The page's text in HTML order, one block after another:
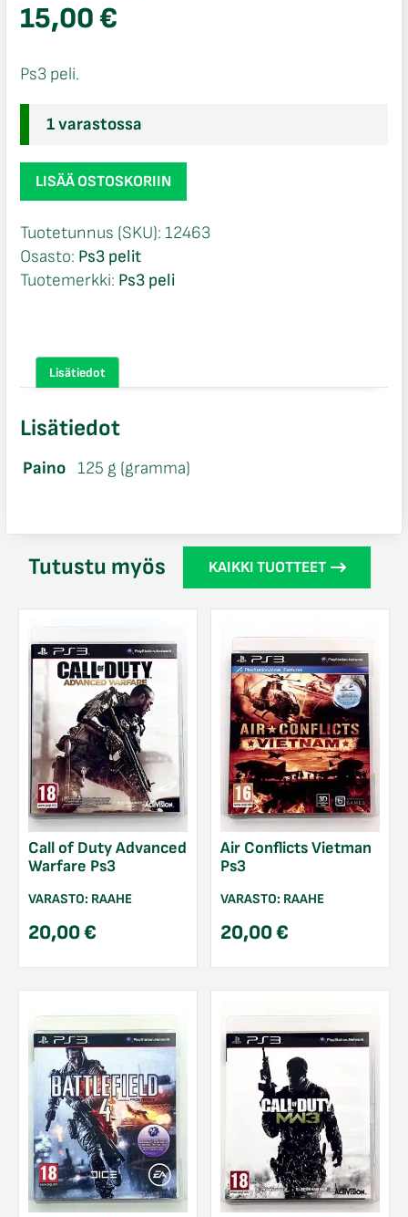
15,00€
Ps3 peli.
1 varastossa
Batman
Arkham
CIB
Ps3
määrä
LISÄÄ OSTOSKORIIN
Tuotetunnus (SKU): 12463
Osasto: Ps3 pelit
Tuotemerkki: Ps3 peli
Lisätiedot
Lisätiedot
Paino 125 g (gramma)
Tutustu myös KAIKKI TUOTTEET
Call of Duty Advanced
Warfare Ps3
VARASTO: RAAHE
20,00€
Air Conflicts Vietman
Ps3
VARASTO: RAAHE
20,00€